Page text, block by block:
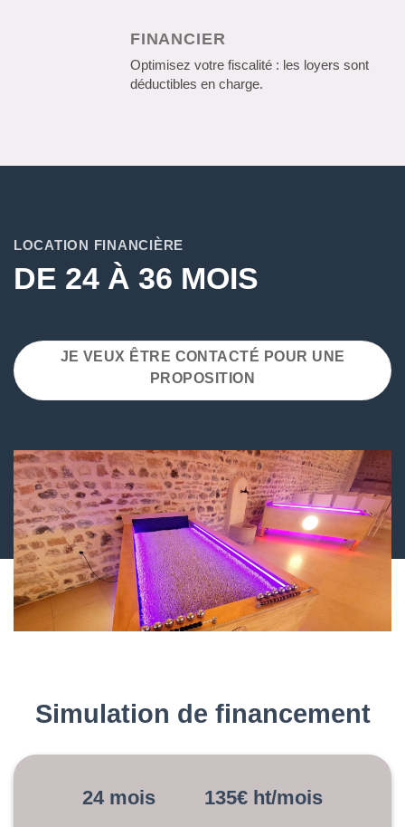
FINANCIER
Optimisez votre fiscalité : les loyers sont
déductibles en charge.
LOCATION FINANCIÈRE
DE 24 À 36 MOIS
JE VEUX ÊTRE CONTACTÉ POUR UNE
PROPOSITION
Simulation de financement
24 mois 135€ ht/mois